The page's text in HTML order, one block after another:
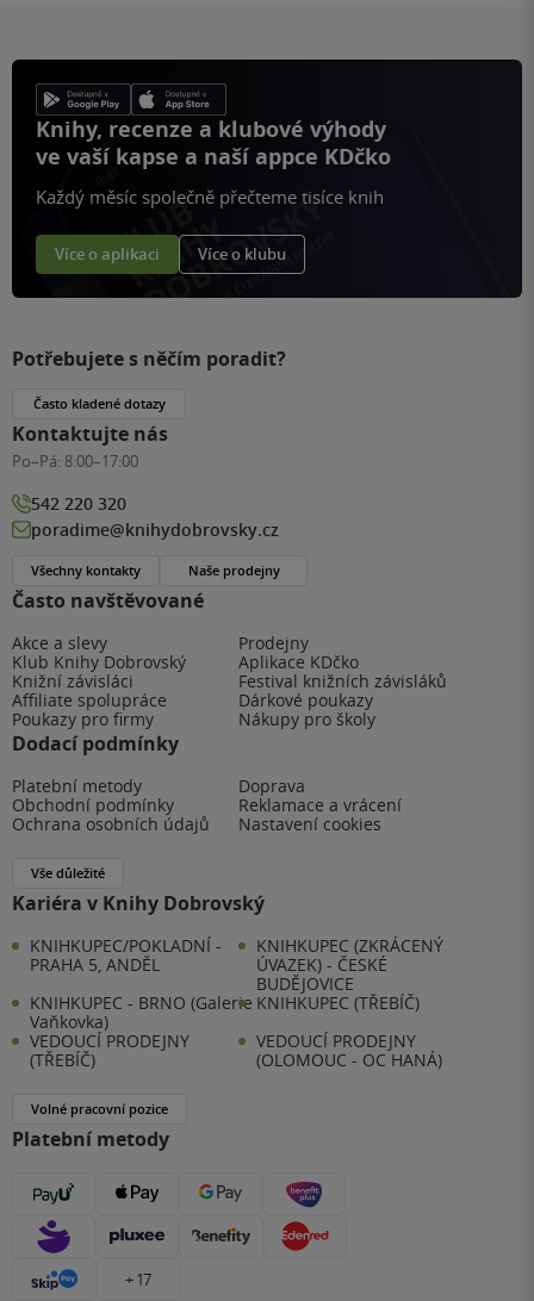
Knihy, recenze a klubové výhody
ve vaší kapse a naší appce KDčko
Každý měsíc společně přečteme tisíce knih
Více o aplikaci Více o klubu
Často navštěvované
Akce a slevy
Prodejny
Klub Knihy Dobrovský
Aplikace KDčko
Knižní závisláci
Festival knižních závisláků
Affiliate spolupráce
Dárkové poukazy
Poukazy pro firmy
Nákupy pro školy
Dodací podmínky
Platební metody
Doprava
Obchodní podmínky
Reklamace a vrácení
Ochrana osobních údajů
Nastavení cookies
Vše důležité
Kariéra v Knihy Dobrovský
KNIHKUPEC/POKLADNÍ -
PRAHA 5, ANDĚL
KNIHKUPEC (ZKRÁCENÝ
ÚVAZEK) - ČESKÉ
BUDĚJOVICE
KNIHKUPEC - BRNO (Galerie
Vaňkovka)
KNIHKUPEC (TŘEBÍČ)
VEDOUCÍ PRODEJNY
(TŘEBÍČ)
VEDOUCÍ PRODEJNY
(OLOMOUC - OC HANÁ)
Volné pracovní pozice
Platební metody
+ 17
Potřebujete s něčím poradit?
Často kladené dotazy
Kontaktujte nás
Po–Pá: 8:00–17:00
542 220 320
poradime@knihydobrovsky.cz
Všechny kontakty Naše prodejny